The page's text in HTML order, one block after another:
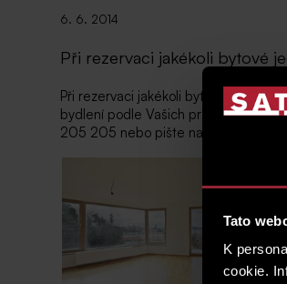
Tato
K
cookie.
6. 6. 2014
Při rezervaci jakékoli bytové
Při rezervaci jakékoli bytové
bydlení podle Vašich preferencí a
205 205 nebo pište na